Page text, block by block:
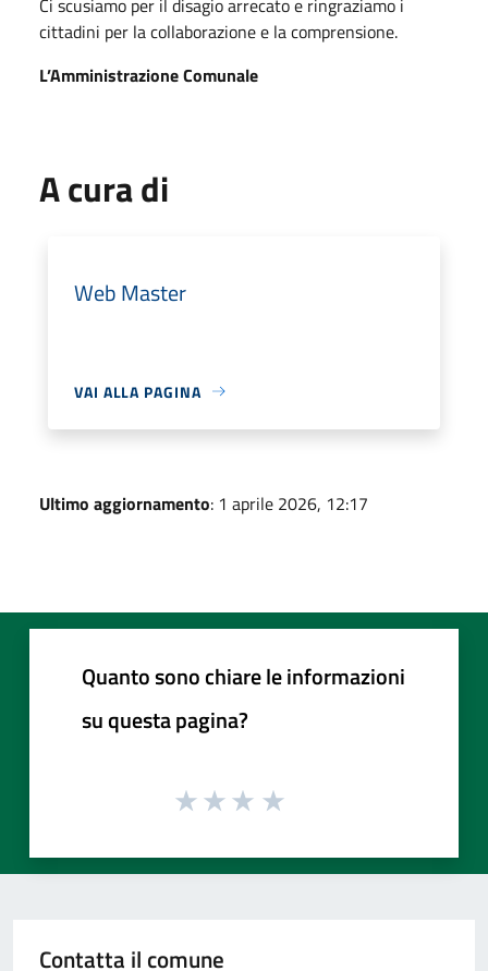
cittadini per la collaborazione e la comprensione.
L’Amministrazione Comunale
A cura di
Web Master
VAI ALLA PAGINA
Ultimo aggiornamento: 1 aprile 2026, 12:17
Quanto sono chiare le informazioni
su questa pagina?
Contatta il comune